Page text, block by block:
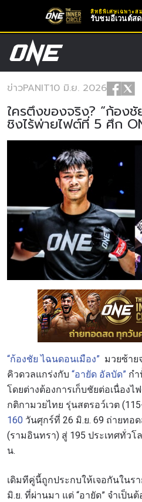
สิทธิพิเศษเฉพาะส
รับชมอีเวนต์ส
ข่าวPANIT10 มิ.ย. 2026
ใครตึงของจริง? “ก้อง
ชิงไร้พ่ายไฟต์ที่ 5 ศึก
“ก้องชัย ไฉนดอนเมือง” มวยซ้าย
คิวดวลแกร่งกับ “อายัด อัลบัด” กำ
โดยต่างต้องการเก็บชัยต่อเนื่อง
กติกามวยไทย รุ่นสตรอว์เวต
160 วันศุกร์ที่ 26 มิ.ย. 69 ถ่ายท
(รามอินทรา) สู่ 195 ประเทศทั่วโ
น.
เดิมทีคู่นี้ถูกประกบให้เจอกันในร
มิ.ย. ที่ผ่านมา แต่ “อายัด” จำเป็น